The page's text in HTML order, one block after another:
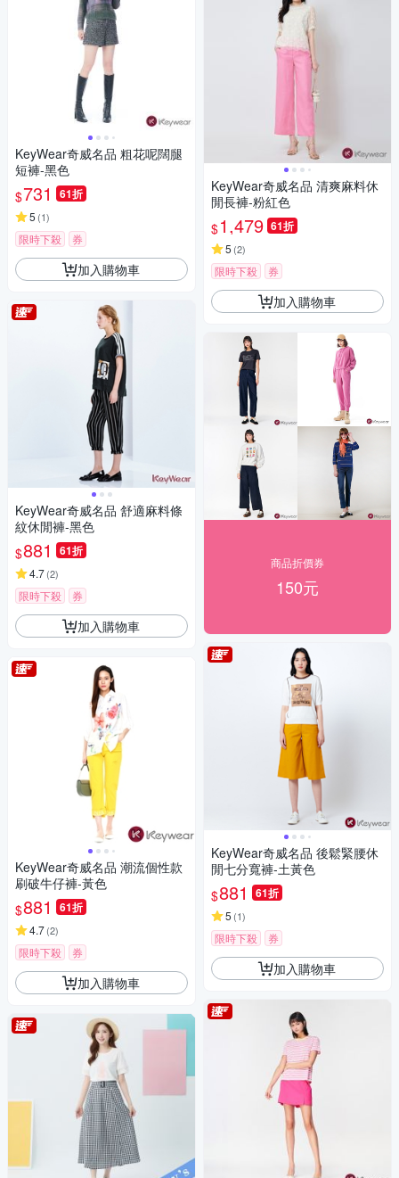
KeyWear奇威名品 粗花呢闊腿
短褲-黑色
$731 61折
5 (1)
限時下殺 券
加入購物車
KeyWear奇威名品 舒適麻料條
紋休閒褲-黑色
$881 61折
4.7(2)
限時下殺 券
加入購物車
KeyWear奇威名品 潮流個性款
刷破牛仔褲-黃色
$881 61折
4.7(2)
限時下殺 券
加入購物車
KeyWear奇威名品 清爽麻料休
閒長褲-粉紅色
$1,479 61折
5 (2)
限時下殺 券
加入購物車
商品折價券
150元
KeyWear奇威名品 後鬆緊腰休
閒七分寬褲-土黃色
$881 61折
5 (1)
限時下殺 券
加入購物車